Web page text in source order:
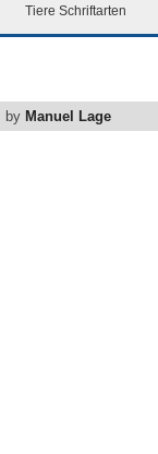
Tiere Schriftarten
by Manuel Lage